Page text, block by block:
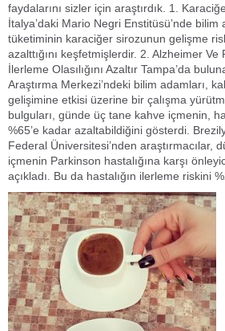
faydalarını sizler için araştırdık. 1.
İtalya’daki Mario Negri Enstitüsü’nde bilim
tüketiminin karaciğer sirozunun gelişme
azalttığını keşfetmişlerdir. 2. Alzheimer Ve
İlerleme Olasılığını Azaltır Tampa’da
Araştırma Merkezi’ndeki bilim adamları,
gelişimine etkisi üzerine bir çalışma
bulguları, günde üç tane kahve içmenin,
%65’e kadar azaltabildiğini gösterdi.
Federal Üniversitesi’nden araştırmacılar,
içmenin Parkinson hastalığına karşı
açıkladı. Bu da hastalığın ilerleme riskini